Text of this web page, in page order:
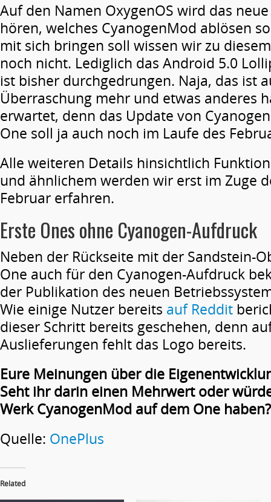
Auf den Namen OxygenOS wird das
hören, welches CyanogenMod ablösen
mit sich bringen soll wissen wir zu
noch nicht. Lediglich das Android 5.0
ist bisher durchgedrungen. Naja, das ist
Überraschung mehr und etwas anderes
erwartet, denn das Update von
One soll ja auch noch im Laufe des
Alle weiteren Details hinsichtlich
und ähnlichem werden wir erst im Zuge
Februar erfahren.
Erste Ones ohne Cyanogen-Aufdruck
Neben der Rückseite mit der Sandstein-
One auch für den Cyanogen-Aufdruck
der Publikation des neuen
Wie einige Nutzer bereits auf Reddit
dieser Schritt bereits geschehen, denn
Auslieferungen fehlt das Logo bereits.
Eure Meinungen über die
Seht ihr darin einen Mehrwert oder
Werk CyanogenMod auf dem One haben?
Quelle: OnePlus
Related